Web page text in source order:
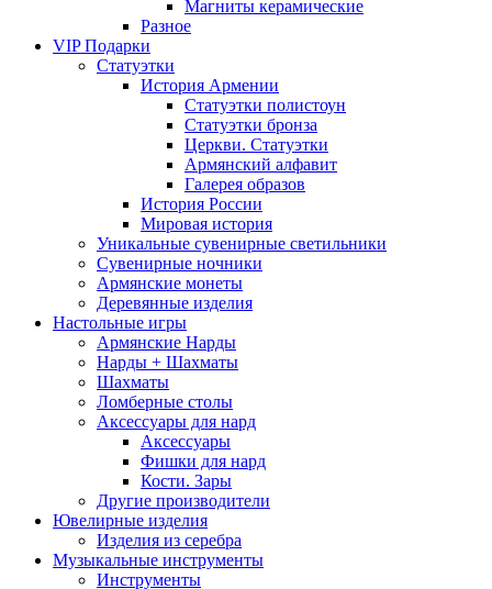
Магниты керамические
Разное
VIP Подарки
Статуэтки
История Армении
Статуэтки полистоун
Статуэтки бронза
Церкви. Статуэтки
Армянский алфавит
Галерея образов
История России
Мировая история
Уникальные сувенирные светильники
Сувенирные ночники
Армянские монеты
Деревянные изделия
Настольные игры
Армянские Нарды
Нарды + Шахматы
Шахматы
Ломберные столы
Аксессуары для нард
Аксессуары
Фишки для нард
Кости. Зары
Другие производители
Ювелирные изделия
Изделия из серебра
Музыкальные инструменты
Инструменты